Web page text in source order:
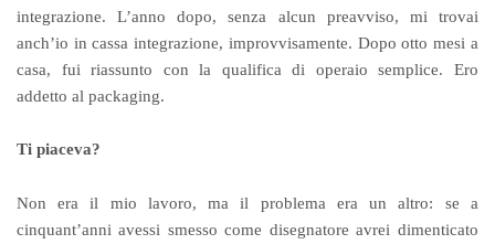
integrazione. L’anno dopo, senza alcun preavviso, mi trovai
anch’io in cassa integrazione, improvvisamente. Dopo otto mesi a
casa, fui riassunto con la qualifica di operaio semplice. Ero
addetto al packaging.
Ti piaceva?
Non era il mio lavoro, ma il problema era un altro: se a
cinquant’anni avessi smesso come disegnatore avrei dimenticato